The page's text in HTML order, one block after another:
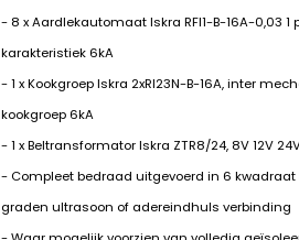
- 8 x Aardlekautomaat Iskra RFI1-B-16A-0,03 1
karakteristiek 6kA
- 1 x Kookgroep Iskra 2xRI23N-B-16A, inter
kookgroep 6kA
- 1 x Beltransformator Iskra ZTR8/24, 8V 12V
- Compleet bedraad uitgevoerd in 6 kwadraat
graden ultrasoon of adereindhuls verbinding